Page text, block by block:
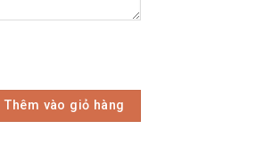
Thêm vào giỏ hàng